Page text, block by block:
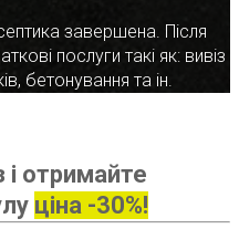
завершена. Після
послуги такі як: вивіз
бетонування та ін.
і отримайте
ціна -30%!